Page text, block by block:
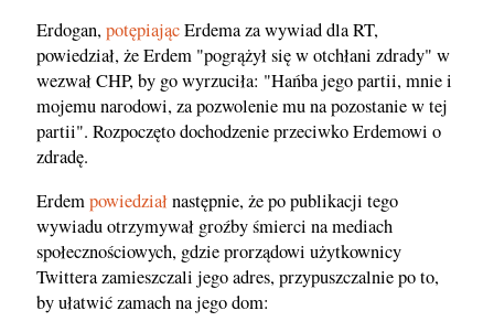
Erdogan,potępiającErdema za wywiad dla RT,
powiedział, że Erdem "pogrążył się w otchłani zdrady" w
wezwał CHP, by go wyrzuciła: "Hańba jego partii, mnie i
mojemu narodowi, za pozwolenie mu na pozostanie w tej
partii". Rozpoczęto dochodzenie przeciwko Erdemowi o
zdradę.
Erdempowiedziałnastępnie, że po publikacji tego
wywiadu otrzymywał groźby śmierci na mediach
społecznościowych, gdzie prorządowi użytkownicy
Twittera zamieszczali jego adres, przypuszczalnie po to,
by ułatwić zamach na jego dom: